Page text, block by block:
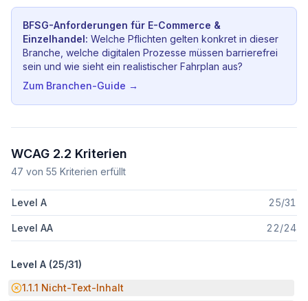
BFSG-Anforderungen für E-Commerce &
Einzelhandel: Welche Pflichten gelten konkret in dieser
Branche, welche digitalen Prozesse müssen barrierefrei
sein und wie sieht ein realistischer Fahrplan aus?
Zum Branchen-Guide →
WCAG 2.2 Kriterien
47 von 55 Kriterien erfüllt
Level A 25/31
Level AA 22/24
Level A (25/31)
Potenzielle Barriere:
1.1.1 Nicht-Text-Inhalt